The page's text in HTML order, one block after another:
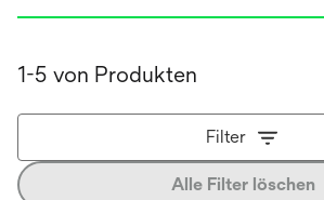
1-5 von Produkten
Filter
Alle Filter löschen